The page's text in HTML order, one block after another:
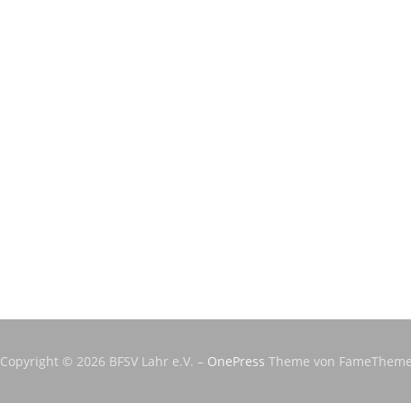
Copyright © 2026 BFSV Lahr e.V. – OnePress Theme von